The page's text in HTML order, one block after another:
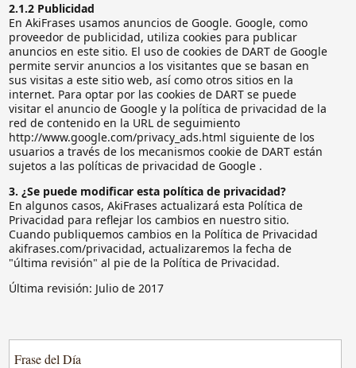
2.1.2 Publicidad
En AkiFrases usamos anuncios de Google. Google, como
proveedor de publicidad, utiliza cookies para publicar
anuncios en este sitio. El uso de cookies de DART de Google
permite servir anuncios a los visitantes que se basan en
sus visitas a este sitio web, así como otros sitios en la
internet. Para optar por las cookies de DART se puede
visitar el anuncio de Google y la política de privacidad de la
red de contenido en la URL de seguimiento
http://www.google.com/privacy_ads.html siguiente de los
usuarios a través de los mecanismos cookie de DART están
sujetos a las políticas de privacidad de Google .
3. ¿Se puede modificar esta política de privacidad?
En algunos casos, AkiFrases actualizará esta Política de
Privacidad para reflejar los cambios en nuestro sitio.
Cuando publiquemos cambios en la Política de Privacidad
akifrases.com/privacidad, actualizaremos la fecha de
"última revisión" al pie de la Política de Privacidad.
Última revisión: Julio de 2017
Frase del Día